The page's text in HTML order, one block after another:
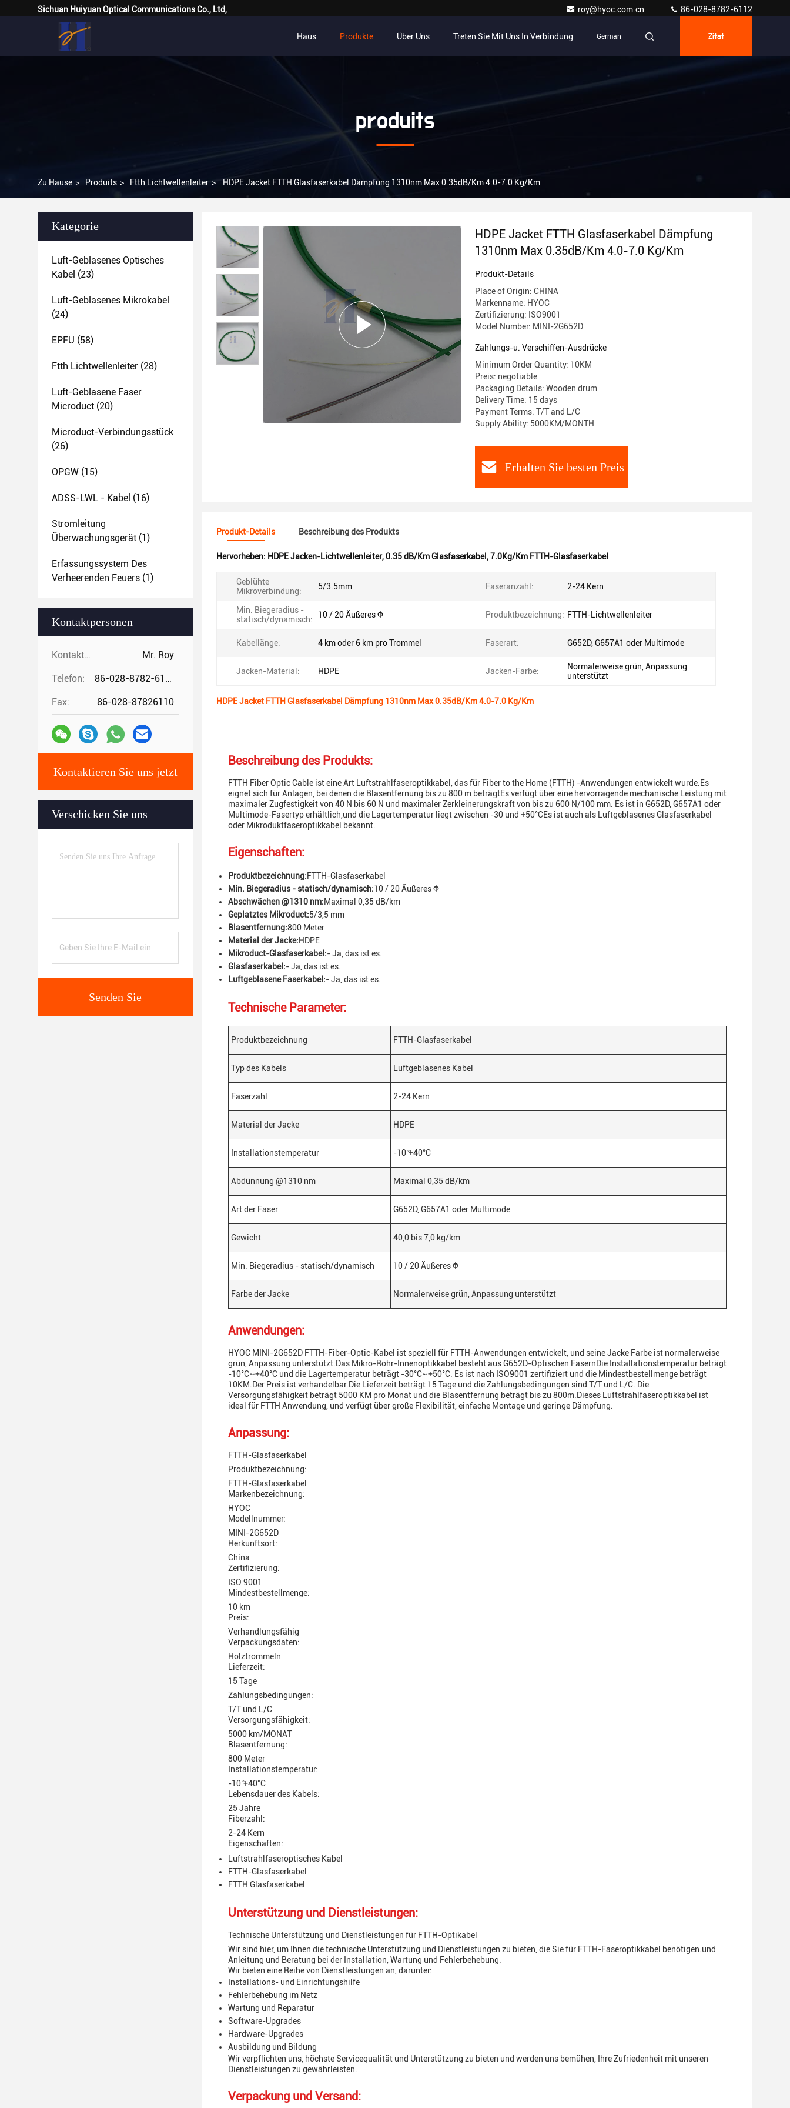
Sichuan Huiyuan Optical Communications Co., Ltd, roy@hyoc.com.cn 86-028-8782-6112
Haus Produkte Über Uns Treten Sie Mit Uns In Verbindung German Zitat
produits
Zu Hause > Produits > Ftth Lichtwellenleiter > HDPE Jacket FTTH Glasfaserkabel Dämpfung 1310nm Max 0.35dB/Km 4.0-7.0 Kg/Km
Kategorie
Luft-Geblasenes Optisches
Kabel (23)
Luft-Geblasenes Mikrokabel
(24)
EPFU (58)
Ftth Lichtwellenleiter (28)
Luft-Geblasene Faser
Microduct (20)
Microduct-Verbindungsstück
(26)
OPGW (15)
ADSS-LWL - Kabel (16)
Stromleitung
Überwachungsgerät (1)
Erfassungssystem Des
Verheerenden Feuers (1)
Kontaktpersonen
Kontaktpersonen: Mr. Roy
Telefon: 86-028-8782-6112
Fax: 86-028-87826110
Kontaktieren Sie uns jetzt
Verschicken Sie uns
Senden Sie
HDPE Jacket FTTH Glasfaserkabel Dämpfung
1310nm Max 0.35dB/Km 4.0-7.0 Kg/Km
Produkt-Details
Place of Origin: CHINA
Markenname: HYOC
Zertifizierung: ISO9001
Model Number: MINI-2G652D
Zahlungs-u. Verschiffen-Ausdrücke
Minimum Order Quantity: 10KM
Preis: negotiable
Packaging Details: Wooden drum
Delivery Time: 15 days
Payment Terms: T/T and L/C
Supply Ability: 5000KM/MONTH
Erhalten Sie besten Preis
Produkt-Details Beschreibung des Produkts
Hervorheben: HDPE Jacken-Lichtwellenleiter,0.35 dB/Km Glasfaserkabel,7.0Kg/Km FTTH-Glasfaserkabel
Geblühte
Mikroverbindung:
5/3.5mm Faseranzahl: 2-24 Kern
Min. Biegeradius -
statisch/dynamisch:
10 / 20 Äußeres Φ Produktbezeichnung: FTTH-Lichtwellenleiter
Kabellänge: 4 km oder 6 km pro Trommel Faserart: G652D, G657A1 oder Multimode
Jacken-Material: HDPE Jacken-Farbe:
Normalerweise grün, Anpassung
unterstützt
HDPE Jacket FTTH Glasfaserkabel Dämpfung 1310nm Max 0.35dB/Km 4.0-7.0 Kg/Km
Beschreibung des Produkts:
FTTH Fiber Optic Cable ist eine Art Luftstrahlfaseroptikkabel, das für Fiber to the Home (FTTH) -Anwendungen entwickelt wurde.Es
eignet sich für Anlagen, bei denen die Blasentfernung bis zu 800 m beträgtEs verfügt über eine hervorragende mechanische Leistung mit
maximaler Zugfestigkeit von 40 N bis 60 N und maximaler Zerkleinerungskraft von bis zu 600 N/100 mm. Es ist in G652D, G657A1 oder
Multimode-Fasertyp erhältlich,und die Lagertemperatur liegt zwischen -30 und +50°CEs ist auch als Luftgeblasenes Glasfaserkabel
oder Mikroduktfaseroptikkabel bekannt.
Eigenschaften:
Produktbezeichnung:FTTH-Glasfaserkabel
Min. Biegeradius - statisch/dynamisch:10 / 20 Äußeres Φ
Abschwächen @1310 nm:Maximal 0,35 dB/km
Geplatztes Mikroduct:5/3,5 mm
Blasentfernung:800 Meter
Material der Jacke:HDPE
Mikroduct-Glasfaserkabel:- Ja, das ist es.
Glasfaserkabel:- Ja, das ist es.
Luftgeblasene Faserkabel:- Ja, das ist es.
Technische Parameter:
Produktbezeichnung FTTH-Glasfaserkabel
Typ des Kabels Luftgeblasenes Kabel
Faserzahl 2-24 Kern
Material der Jacke HDPE
Installationstemperatur -10 ̊+40°C
Abdünnung @1310 nm Maximal 0,35 dB/km
Art der Faser G652D, G657A1 oder Multimode
Gewicht 40,0 bis 7,0 kg/km
Min. Biegeradius - statisch/dynamisch 10 / 20 Äußeres Φ
Farbe der Jacke Normalerweise grün, Anpassung unterstützt
Anwendungen:
HYOC MINI-2G652D FTTH-Fiber-Optic-Kabel ist speziell für FTTH-Anwendungen entwickelt, und seine Jacke Farbe ist normalerweise
grün, Anpassung unterstützt.Das Mikro-Rohr-Innenoptikkabel besteht aus G652D-Optischen FasernDie Installationstemperatur beträgt
-10°C~+40°C und die Lagertemperatur beträgt -30°C~+50°C. Es ist nach ISO9001 zertifiziert und die Mindestbestellmenge beträgt
10KM.Der Preis ist verhandelbar.Die Lieferzeit beträgt 15 Tage und die Zahlungsbedingungen sind T/T und L/C. Die
Versorgungsfähigkeit beträgt 5000 KM pro Monat und die Blasentfernung beträgt bis zu 800m.Dieses Luftstrahlfaseroptikkabel ist
ideal für FTTH Anwendung, und verfügt über große Flexibilität, einfache Montage und geringe Dämpfung.
Anpassung:
FTTH-Glasfaserkabel
Produktbezeichnung:
FTTH-Glasfaserkabel
Markenbezeichnung:
HYOC
Modellnummer:
MINI-2G652D
Herkunftsort:
China
Zertifizierung:
ISO 9001
Mindestbestellmenge:
10 km
Preis:
Verhandlungsfähig
Verpackungsdaten:
Holztrommeln
Lieferzeit:
15 Tage
Zahlungsbedingungen:
T/T und L/C
Versorgungsfähigkeit:
5000 km/MONAT
Blasentfernung:
800 Meter
Installationstemperatur:
-10 ̊+40°C
Lebensdauer des Kabels:
25 Jahre
Fiberzahl:
2-24 Kern
Eigenschaften:
Luftstrahlfaseroptisches Kabel
FTTH-Glasfaserkabel
FTTH Glasfaserkabel
Unterstützung und Dienstleistungen:
Technische Unterstützung und Dienstleistungen für FTTH-Optikabel
Wir sind hier, um Ihnen die technische Unterstützung und Dienstleistungen zu bieten, die Sie für FTTH-Faseroptikkabel benötigen.und
Anleitung und Beratung bei der Installation, Wartung und Fehlerbehebung.
Wir bieten eine Reihe von Dienstleistungen an, darunter:
Installations- und Einrichtungshilfe
Fehlerbehebung im Netz
Wartung und Reparatur
Software-Upgrades
Hardware-Upgrades
Ausbildung und Bildung
Wir verpflichten uns, höchste Servicequalität und Unterstützung zu bieten und werden uns bemühen, Ihre Zufriedenheit mit unseren
Dienstleistungen zu gewährleisten.
Verpackung und Versand: